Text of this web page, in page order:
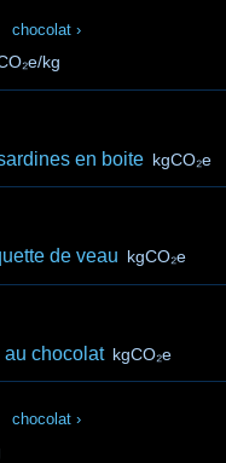
chocolat ›
kg
en boite kgCO₂e
de veau kgCO₂e
au chocolat kgCO₂e
chocolat ›